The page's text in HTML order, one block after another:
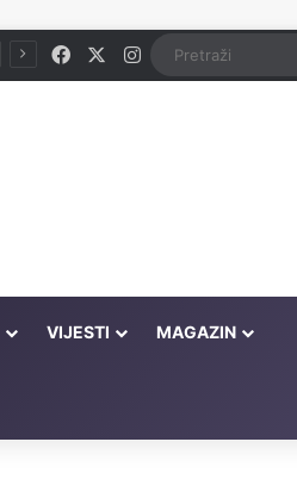
FacebookInstagram
VIJESTI MAGAZIN